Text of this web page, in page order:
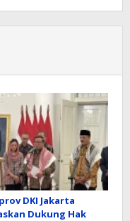
DKI Jakarta
Dukung Hak